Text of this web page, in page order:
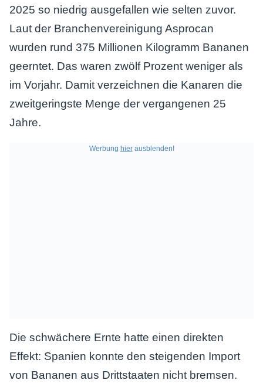
2025 so niedrig ausgefallen wie selten zuvor.
Laut der Branchenvereinigung Asprocan
wurden rund 375 Millionen Kilogramm Bananen
geerntet. Das waren zwölf Prozent weniger als
im Vorjahr. Damit verzeichnen die Kanaren die
zweitgeringste Menge der vergangenen 25
Jahre.
Werbung hierausblenden!
Die schwächere Ernte hatte einen direkten
Effekt: Spanien konnte den steigenden Import
von Bananen aus Drittstaaten nicht bremsen.